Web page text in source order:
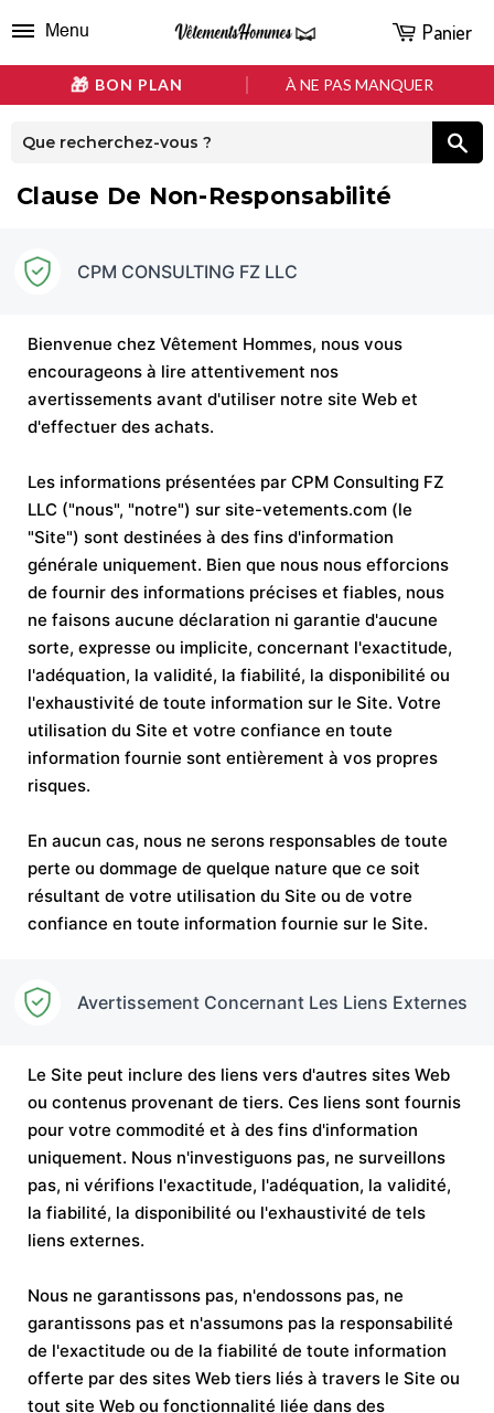
BON PLAN À NE PAS MANQUER
Menu Panier
Clause De Non-Responsabilité
CPM CONSULTING FZ LLC
Bienvenue chez Vêtement Hommes, nous vous
encourageons à lire attentivement nos
avertissements avant d'utiliser notre site Web et
d'effectuer des achats.
Les informations présentées par CPM Consulting FZ
LLC ("nous", "notre") sur site-vetements.com (le
"Site") sont destinées à des fins d'information
générale uniquement. Bien que nous nous efforcions
de fournir des informations précises et fiables, nous
ne faisons aucune déclaration ni garantie d'aucune
sorte, expresse ou implicite, concernant l'exactitude,
l'adéquation, la validité, la fiabilité, la disponibilité ou
l'exhaustivité de toute information sur le Site. Votre
utilisation du Site et votre confiance en toute
information fournie sont entièrement à vos propres
risques.
En aucun cas, nous ne serons responsables de toute
perte ou dommage de quelque nature que ce soit
résultant de votre utilisation du Site ou de votre
confiance en toute information fournie sur le Site.
Avertissement Concernant Les Liens Externes
Le Site peut inclure des liens vers d'autres sites Web
ou contenus provenant de tiers. Ces liens sont fournis
pour votre commodité et à des fins d'information
uniquement. Nous n'investiguons pas, ne surveillons
pas, ni vérifions l'exactitude, l'adéquation, la validité,
la fiabilité, la disponibilité ou l'exhaustivité de tels
liens externes.
Nous ne garantissons pas, n'endossons pas, ne
garantissons pas et n'assumons pas la responsabilité
de l'exactitude ou de la fiabilité de toute information
offerte par des sites Web tiers liés à travers le Site ou
tout site Web ou fonctionnalité liée dans des